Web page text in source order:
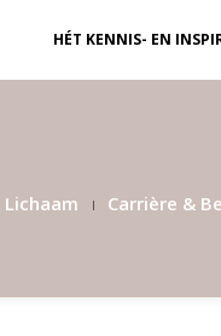
HÉT KENNIS- EN
Carrière &